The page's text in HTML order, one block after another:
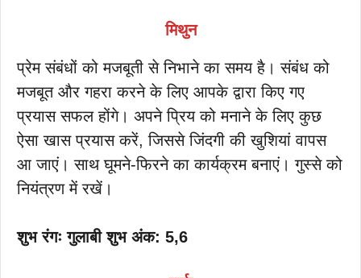
मिथुन
प्रेम संबंधों को मजबूती से निभाने का समय है। संबंध को
मजबूत और गहरा करने के लिए आपके द्वारा किए गए
प्रयास सफल होंगे। अपने प्रिय को मनाने के लिए कुछ
ऐसा खास प्रयास करें, जिससे जिंदगी की खुशियां वापस
आ जाएं। साथ घूमने-फिरने का कार्यक्रम बनाएं। गुस्से को
नियंत्रण में रखें।
शुभ रंगः गुलाबी शुभ अंक: 5,6